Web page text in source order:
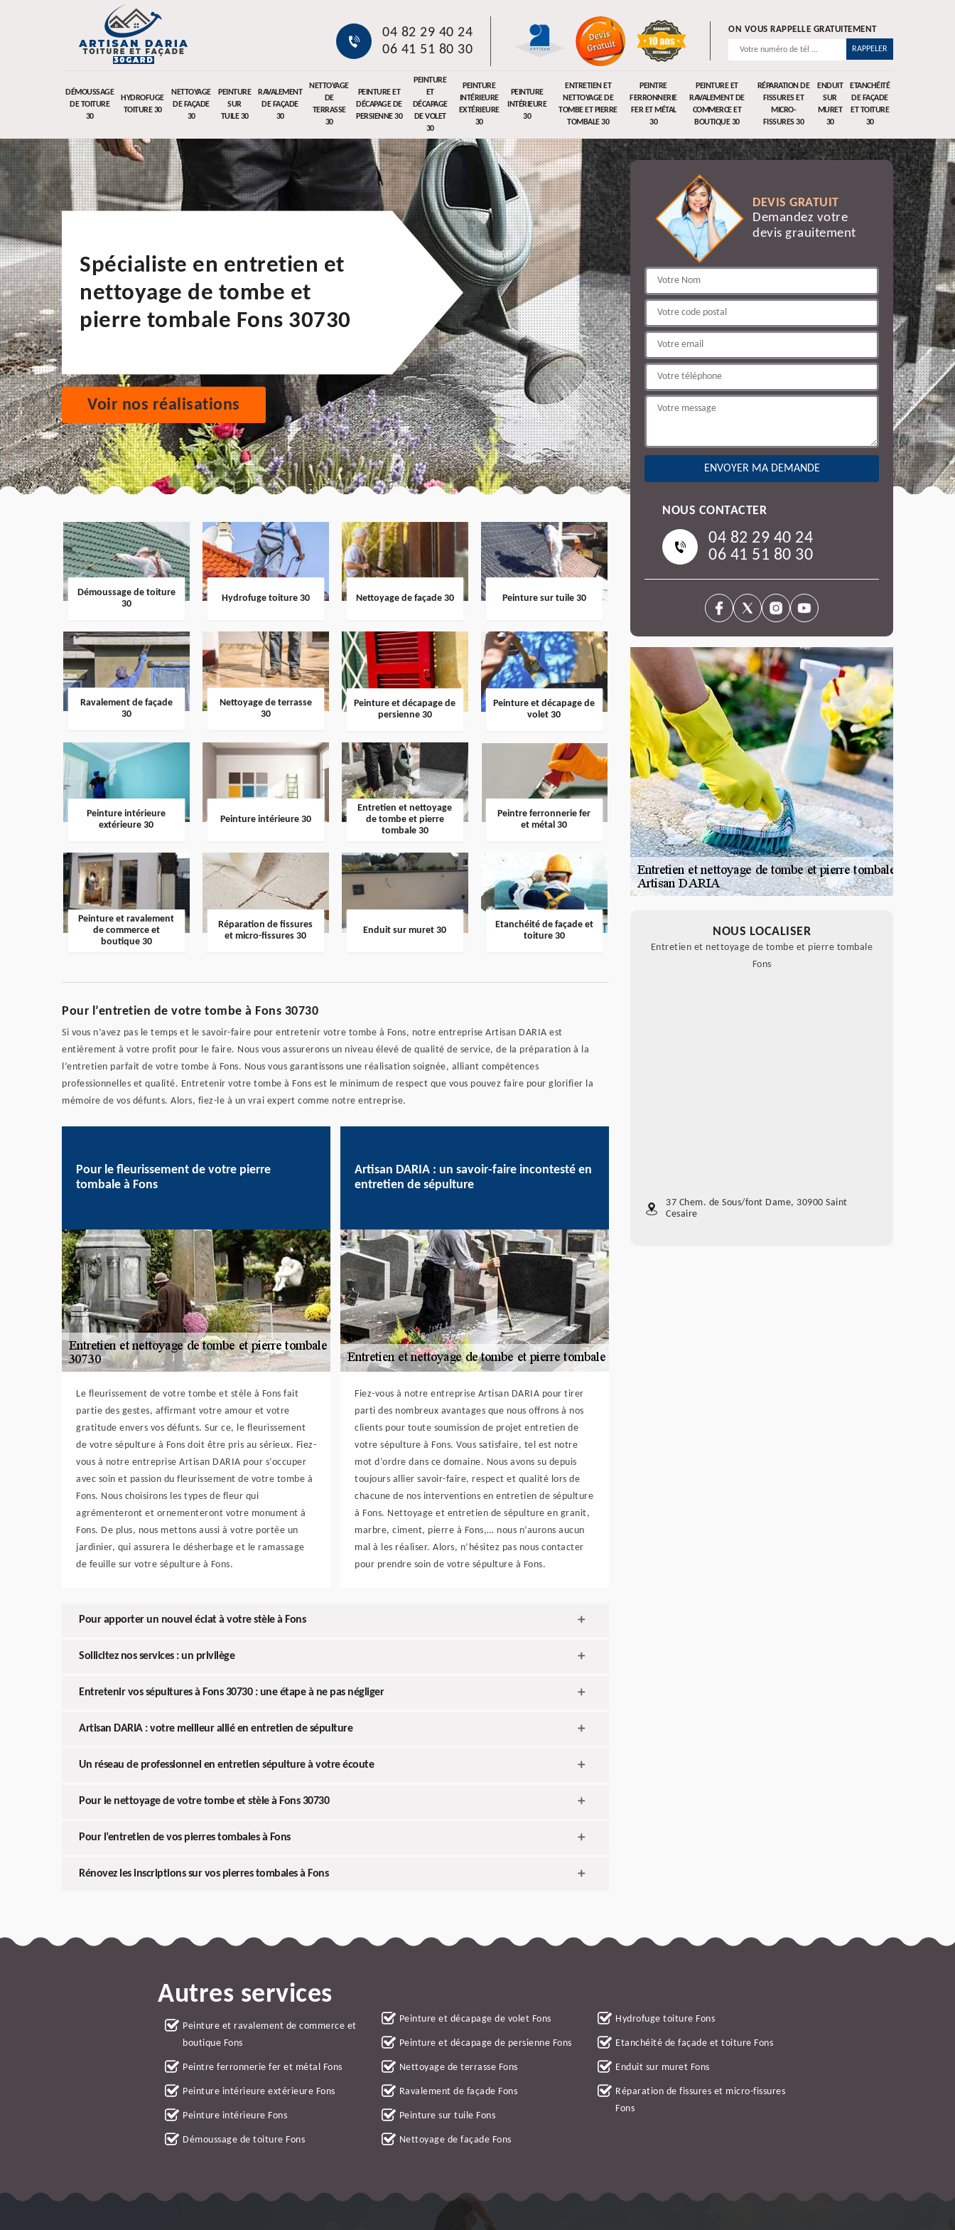
04 82 29 40 24
06 41 51 80 30
ON VOUS RAPPELLE GRATUITEMENT
DÉMOUSSAGE
DE TOITURE
30
HYDROFUGE
TOITURE 30
NETTOYAGE
DE FAÇADE
30
PEINTURE
SUR
TUILE 30
RAVALEMENT
DE FAÇADE
30
NETTOYAGE
DE
TERRASSE
30
PEINTURE ET
DÉCAPAGE DE
PERSIENNE 30
PEINTURE
ET
DÉCAPAGE
DE VOLET
30
PEINTURE
INTÉRIEURE
EXTÉRIEURE
30
PEINTURE
INTÉRIEURE
30
ENTRETIEN ET
NETTOYAGE DE
TOMBE ET PIERRE
TOMBALE 30
PEINTRE
FERRONNERIE
FER ET MÉTAL
30
PEINTURE ET
RAVALEMENT DE
COMMERCE ET
BOUTIQUE 30
RÉPARATION DE
FISSURES ET
MICRO-
FISSURES 30
ENDUIT
SUR
MURET
30
ETANCHÉITÉ
DE FAÇADE
ET TOITURE
30
Spécialiste en entretien et
nettoyage de tombe et
pierre tombale Fons 30730
Voir nos réalisations
Démoussage de toiture
30
Hydrofuge toiture 30 Nettoyage de façade 30 Peinture sur tuile 30
Ravalement de façade
30
Nettoyage de terrasse
30
Peinture et décapage de
persienne 30
Peinture et décapage de
volet 30
Peinture intérieure
extérieure 30
Peinture intérieure 30
Entretien et nettoyage
de tombe et pierre
tombale 30
Peintre ferronnerie fer
et métal 30
Peinture et ravalement
de commerce et
boutique 30
Réparation de fissures
et micro-fissures 30
Enduit sur muret 30
Etanchéité de façade et
toiture 30
Pour l’entretien de votre tombe à Fons 30730
Si vous n’avez pas le temps et le savoir-faire pour entretenir votre tombe à Fons, notre entreprise Artisan DARIA est
entièrement à votre profit pour le faire. Nous vous assurerons un niveau élevé de qualité de service, de la préparation à la
l’entretien parfait de votre tombe à Fons. Nous vous garantissons une réalisation soignée, alliant compétences
professionnelles et qualité. Entretenir votre tombe à Fons est le minimum de respect que vous pouvez faire pour glorifier la
mémoire de vos défunts. Alors, fiez-le à un vrai expert comme notre entreprise.
Pour le fleurissement de votre pierre
tombale à Fons
Le fleurissement de votre tombe et stèle à Fons fait
partie des gestes, affirmant votre amour et votre
gratitude envers vos défunts. Sur ce, le fleurissement
de votre sépulture à Fons doit être pris au sérieux. Fiez-
vous à notre entreprise Artisan DARIA pour s’occuper
avec soin et passion du fleurissement de votre tombe à
Fons. Nous choisirons les types de fleur qui
agrémenteront et ornementeront votre monument à
Fons. De plus, nous mettons aussi à votre portée un
jardinier, qui assurera le désherbage et le ramassage
de feuille sur votre sépulture à Fons.
Artisan DARIA : un savoir-faire incontesté en
entretien de sépulture
Fiez-vous à notre entreprise Artisan DARIA pour tirer
parti des nombreux avantages que nous offrons à nos
clients pour toute soumission de projet entretien de
votre sépulture à Fons. Vous satisfaire, tel est notre
mot d’ordre dans ce domaine. Nous avons su depuis
toujours allier savoir-faire, respect et qualité lors de
chacune de nos interventions en entretien de sépulture
à Fons. Nettoyage et entretien de sépulture en granit,
marbre, ciment, pierre à Fons,… nous n’aurons aucun
mal à les réaliser. Alors, n’hésitez pas nous contacter
pour prendre soin de votre sépulture à Fons.
Pour apporter un nouvel éclat à votre stèle à Fons
Sollicitez nos services : un privilège
Entretenir vos sépultures à Fons 30730 : une étape à ne pas négliger
Artisan DARIA : votre meilleur allié en entretien de sépulture
Un réseau de professionnel en entretien sépulture à votre écoute
Pour le nettoyage de votre tombe et stèle à Fons 30730
Pour l’entretien de vos pierres tombales à Fons
Rénovez les inscriptions sur vos pierres tombales à Fons
DEVIS GRATUIT
Demandez votre
devis grauitement
NOUS CONTACTER
04 82 29 40 24
06 41 51 80 30
NOUS LOCALISER
Entretien et nettoyage de tombe et pierre tombale
Fons
37 Chem. de Sous/font Dame, 30900 Saint
Cesaire
Autres services
Peinture et ravalement de commerce et
boutique Fons
Peintre ferronnerie fer et métal Fons
Peinture intérieure extérieure Fons
Peinture intérieure Fons
Démoussage de toiture Fons
Peinture et décapage de volet Fons
Peinture et décapage de persienne Fons
Nettoyage de terrasse Fons
Ravalement de façade Fons
Peinture sur tuile Fons
Nettoyage de façade Fons
Hydrofuge toiture Fons
Etanchéité de façade et toiture Fons
Enduit sur muret Fons
Réparation de fissures et micro-fissures
Fons